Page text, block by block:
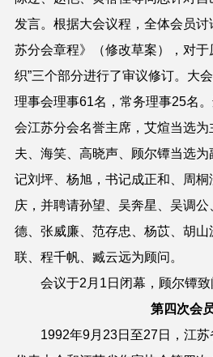
发言。根据大会议程，全体会员
苏分会章程》（修改草案），对于
织”三个部分进行了审议修订。大
理事会理事61名，常务理事25名
会江苏分会名誉主席，艾煊当选
夫、海笑、高晓声、顾尔镡当选
记刘坪、杨旭，书记成正和、周
庆，并聘请孙望、吴奔星、吴调
德、张威廉、范存忠、杨苡、胡
联、程千帆、臧云远为顾问。
会议于2月1日闭幕，顾尔镡致
第四次会
1992年9月23日至27日，江苏